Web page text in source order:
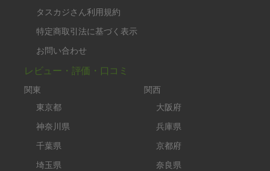
タスカジさん利用規約
特定商取引法に基づく表示
お問い合わせ
レビュー・評価・口コミ
関東
東京都
神奈川県
千葉県
埼玉県
関西
大阪府
兵庫県
京都府
奈良県